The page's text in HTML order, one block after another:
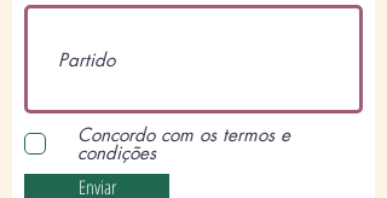
Concordo com os termos e
condições
Enviar